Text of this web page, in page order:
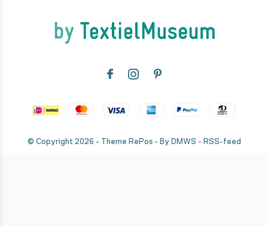
© Copyright 2026 - Theme RePos - By DMWS - RSS-feed